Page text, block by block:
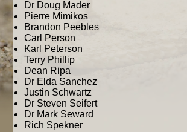
Dr Doug Mader
Pierre Mimikos
Brandon Peebles
Carl Person
Karl Peterson
Terry Phillip
Dean Ripa
Dr Elda Sanchez
Justin Schwartz
Dr Steven Seifert
Dr Mark Seward
Rich Spekner